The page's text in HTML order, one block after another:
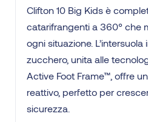
Clifton 10 Big Kids è
catarifrangenti a 360° che
ogni situazione.
zucchero, unita alle
Active Foot Frame™, offre
reattivo, perfetto per
sicurezza.